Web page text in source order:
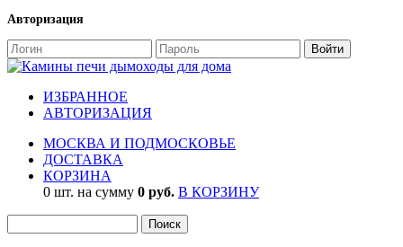
Авторизация
ИЗБРАННОЕ
АВТОРИЗАЦИЯ
МОСКВА И ПОДМОСКОВЬЕ
ДОСТАВКА
КОРЗИНА
0 шт. на сумму 0 руб. В КОРЗИНУ